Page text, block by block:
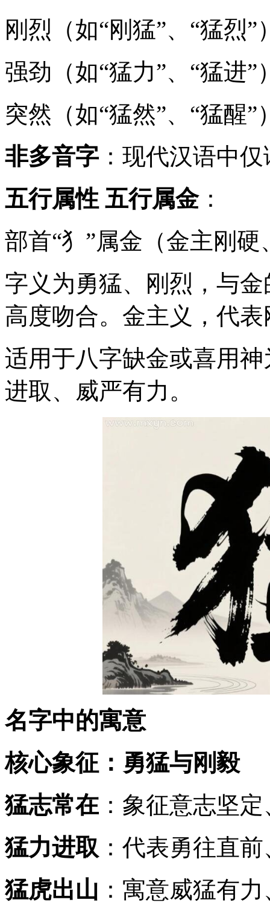
刚烈（如“刚猛”、“猛烈”
强劲（如“猛力”、“猛进”
突然（如“猛然”、“猛醒”
非多音字 ：现代汉语中
五行属性 五行属金：
部首“犭”属金（金主刚硬
字义为勇猛、刚烈，与金
高度吻合。金主义，代
适用于八字缺金或喜用
进取、威严有力。
名字中的寓意
核心象征：勇猛与刚毅
猛志常在：象征意志坚
猛力进取 ：代表勇往直
猛虎出山 ：寓意威猛有